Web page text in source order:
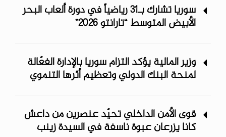
سوريا تشارك بـ31 رياضياً في دورة ألعاب البحر
الأبيض المتوسط “تارانتو 2026”
وزير المالية يؤكد التزام سوريا بالإدارة الفعّالة
لمنحة البنك الدولي وتعظيم أثرها التنموي
قوى الأمن الداخلي تحيّد عنصرين من داعش
كانا يزرعان عبوة ناسفة في السيدة زينب